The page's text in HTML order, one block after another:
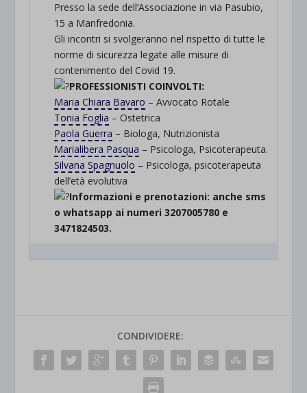
Presso la sede dell’Associazione in via Pasubio,
15 a Manfredonia.
Gli incontri si svolgeranno nel rispetto di tutte le
norme di sicurezza legate alle misure di
contenimento del Covid 19.
PROFESSIONISTI COINVOLTI:
Maria Chiara Bavaro – Avvocato Rotale
Tonia Foglia – Ostetrica
Paola Guerra – Biologa, Nutrizionista
Marialibera Pasqua – Psicologa, Psicoterapeuta.
Silvana Spagnuolo – Psicologa, psicoterapeuta
dell’età evolutiva
Informazioni e prenotazioni: anche sms
o whatsapp ai numeri 3207005780 e
3471824503.
CONDIVIDERE: